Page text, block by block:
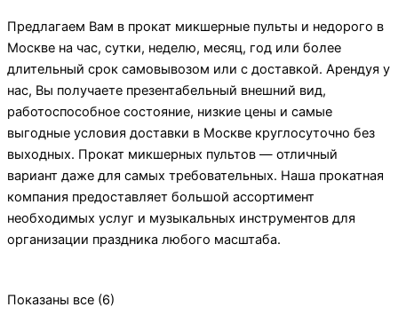
Предлагаем Вам в прокат микшерные пульты и недорого в
Москве на час, сутки, неделю, месяц, год или более
длительный срок самовывозом или с доставкой. Арендуя у
нас, Вы получаете презентабельный внешний вид,
работоспособное состояние, низкие цены и самые
выгодные условия доставки в Москве круглосуточно без
выходных. Прокат микшерных пультов — отличный
вариант даже для самых требовательных. Наша прокатная
компания предоставляет большой ассортимент
необходимых услуг и музыкальных инструментов для
организации праздника любого масштаба.
Показаны все (6)